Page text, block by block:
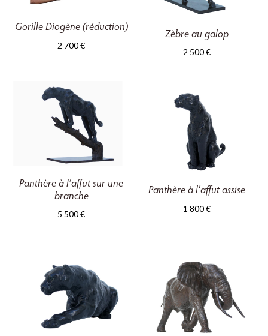
Gorille Diogène (réduction)
2 700€
Zèbre au galop
2 500€
Panthère à l’affut sur une
branche
5 500€
Panthère à l’affut assise
1 800€